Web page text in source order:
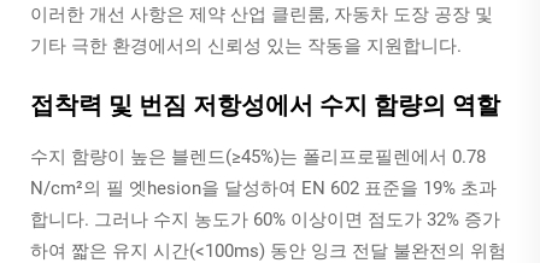
이러한 개선 사항은 제약 산업 클린룸, 자동차 도장 공장 및
기타 극한 환경에서의 신뢰성 있는 작동을 지원합니다.
접착력 및 번짐 저항성에서 수지 함량의 역할
수지 함량이 높은 블렌드(≥45%)는 폴리프로필렌에서 0.78
N/cm²의 필 엣hesion을 달성하여 EN 602 표준을 19% 초과
합니다. 그러나 수지 농도가 60% 이상이면 점도가 32% 증가
하여 짧은 유지 시간(<100ms) 동안 잉크 전달 불완전의 위험